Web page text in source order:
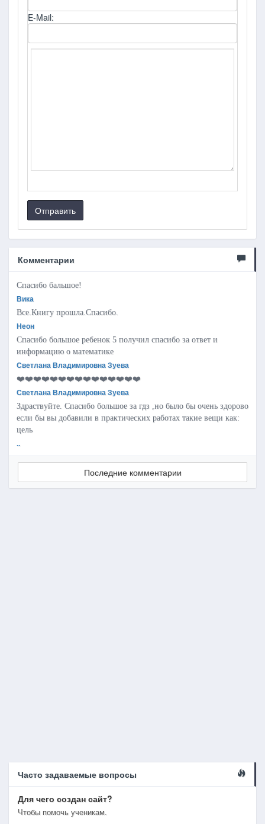
E-Mail:
Отправить
Комментарии
Спасибо бальшое!
Вика
Все.Книгу прошла.Спасибо.
Неон
Спасибо большое ребенок 5 получил спасибо за ответ и
информацию о математике
Светлана Владимировна Зуева
❤️❤️❤️❤️❤️❤️❤️❤️❤️❤️❤️❤️❤️❤️❤️
Светлана Владимировна Зуева
Здраствуйте. Спасибо большое за гдз ,но было бы очень здорово
если бы вы добавили в практических работах такие вещи как:
цель
..
Последние комментарии
Часто задаваемые вопросы
Для чего создан сайт?
Чтобы помочь ученикам.